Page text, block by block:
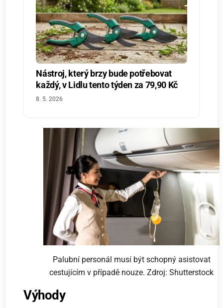
Nástroj, který brzy bude potřebovat
každý, v Lidlu tento týden za 79,90 Kč
8. 5. 2026
Palubní personál musí být schopný asistovat
cestujícím v případě nouze. Zdroj: Shutterstock
Výhody